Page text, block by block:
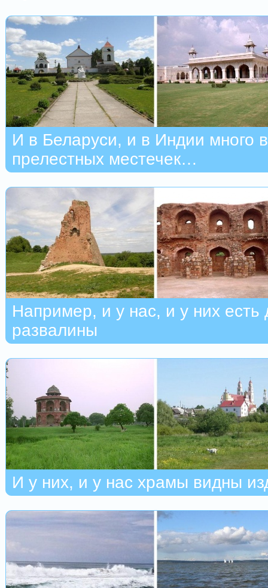
И в Беларуси, и в Индии много
прелестных местечек…
Например, и у нас, и у них есть
развалины
И у них, и у нас храмы видны